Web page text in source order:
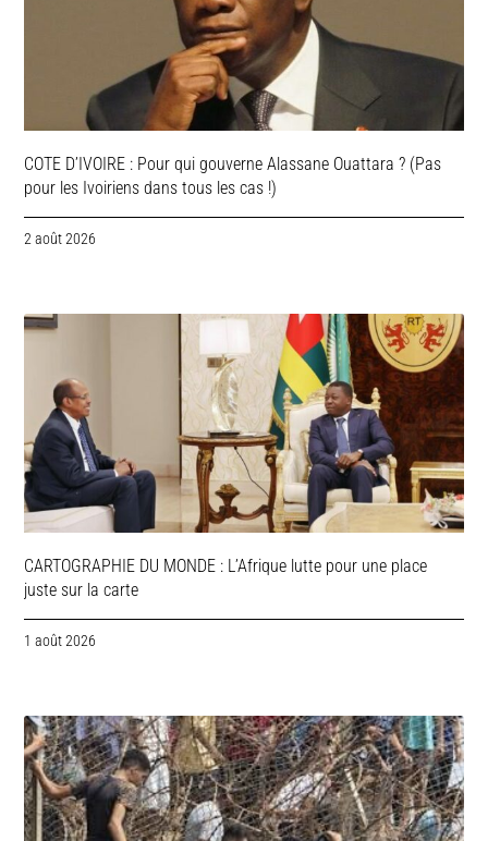
COTE D’IVOIRE : Pour qui gouverne Alassane Ouattara ? (Pas
pour les Ivoiriens dans tous les cas !)
2 août 2026
CARTOGRAPHIE DU MONDE : L’Afrique lutte pour une place
juste sur la carte
1 août 2026